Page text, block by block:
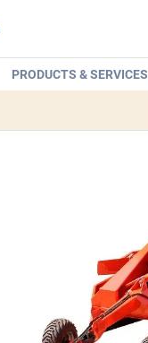
PRODUCTS & SERVICES